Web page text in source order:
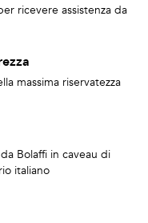
ricevere assistenza da
massima riservatezza
Bolaffi in caveau di
italiano